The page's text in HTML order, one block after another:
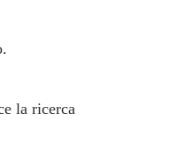
la ricerca